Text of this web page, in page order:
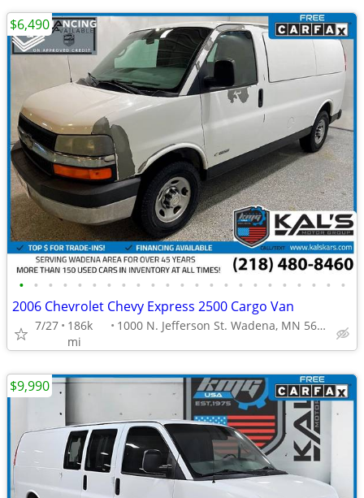
• • • • • • • • • • • • • • • • • • • • • • •
2006 Chevrolet Chevy Express 2500 Cargo Van
7/27
186k
mi
1000 N. Jefferson St. Wadena, MN 56482
$6,490
$9,990